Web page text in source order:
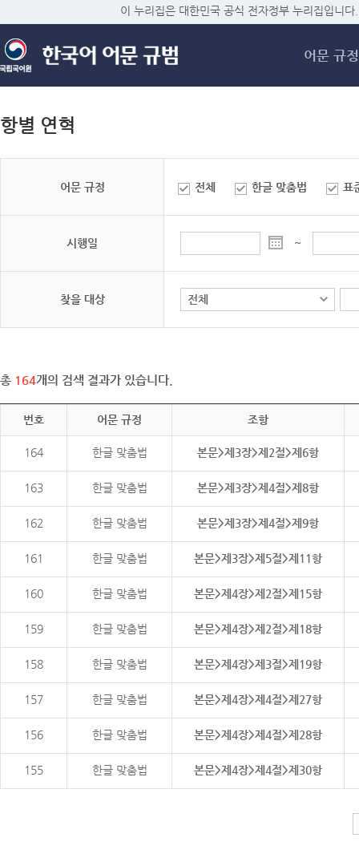
메
이 누리집은 대한민국 공식 전자정부 누리집입니다.
어문 규정
항별 연혁
어문 규정 전체 한글 맞춤법 표
시행일 ~
찾을 대상
총 164개의 검색 결과가 있습니다.
번호 어문 규정 조항
164 한글 맞춤법 본문>제3장>제2절>제6항
163 한글 맞춤법 본문>제3장>제4절>제8항
162 한글 맞춤법 본문>제3장>제4절>제9항
161 한글 맞춤법 본문>제3장>제5절>제11항
160 한글 맞춤법 본문>제4장>제2절>제15항
159 한글 맞춤법 본문>제4장>제2절>제18항
158 한글 맞춤법 본문>제4장>제3절>제19항
157 한글 맞춤법 본문>제4장>제4절>제27항
156 한글 맞춤법 본문>제4장>제4절>제28항
155 한글 맞춤법 본문>제4장>제4절>제30항